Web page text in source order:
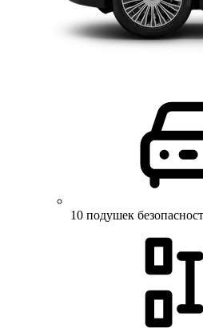
10 подушек